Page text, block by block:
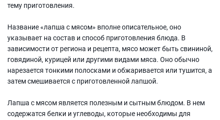
тему приготовления.
Название «лапша с мясом» вполне описательное, оно
указывает на состав и способ приготовления блюда. В
зависимости от региона и рецепта, мясо может быть свининой,
говядиной, курицей или другими видами мяса. Оно обычно
нарезается тонкими полосками и обжаривается или тушится, а
затем смешивается с приготовленной лапшой.
Лапша с мясом является полезным и сытным блюдом. В нем
содержатся белки и углеводы, которые необходимы для